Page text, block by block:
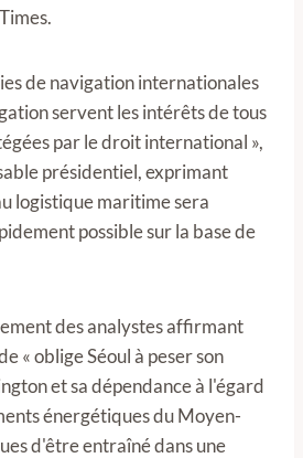
de navigation internationales
servent les intérêts de tous
par le droit international »,
présidentiel, exprimant
logistique maritime sera
possible sur la base de
des analystes affirmant
« oblige Séoul à peser son
et sa dépendance à l'égard
énergétiques du Moyen-
d'être entraîné dans une